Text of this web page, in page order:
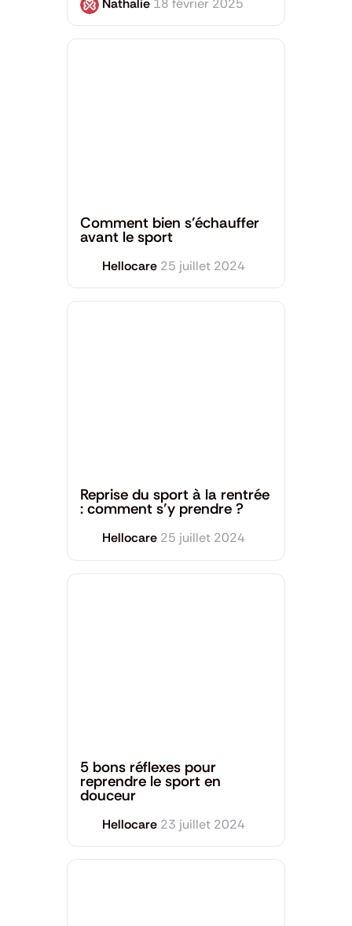
Nathalie 18 février 2025
Comment bien s’échauffer
avant le sport
Hellocare 25 juillet 2024
Reprise du sport à la rentrée
: comment s’y prendre ?
Hellocare 25 juillet 2024
5 bons réflexes pour
reprendre le sport en
douceur
Hellocare 23 juillet 2024